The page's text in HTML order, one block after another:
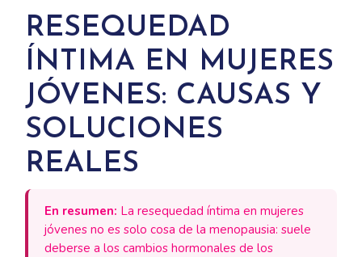
RESEQUEDAD
ÍNTIMA EN MUJERES
JÓVENES: CAUSAS Y
SOLUCIONES
REALES
En resumen: La resequedad íntima en mujeres
jóvenes no es solo cosa de la menopausia: suele
deberse a los cambios hormonales de los